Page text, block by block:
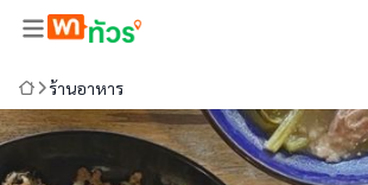
ร้านอาหาร